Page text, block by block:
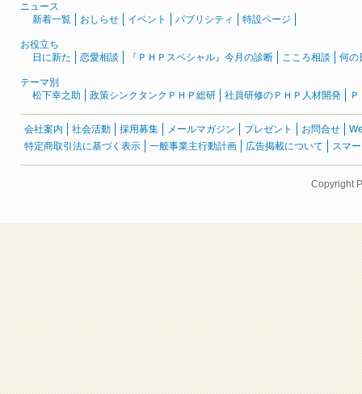
ニュース
新着一覧
おしらせ イベント パブリシティ 特設ページ
お役立ち
日に新た
恋愛相談 『ＰＨＰスペシャル』今月の診断 こころ相談 何の
テーマ別
松下幸之助
政策シンクタンクＰＨＰ総研 社員研修のＰＨＰ人材開発
会社案内 社会活動 採用募集 メールマガジン プレゼント お問合せ
特定商取引法に基づく表示
一般事業主行動計画 広告掲載について スマ
Copyright